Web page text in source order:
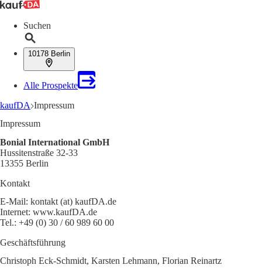
Suchen
10178 Berlin
Alle Prospekte
kaufDA Impressum
Impressum
Bonial International GmbH
Hussitenstraße 32-33
13355 Berlin
Kontakt
E-Mail: kontakt (at) kaufDA.de
Internet: www.kaufDA.de
Tel.: +49 (0) 30 / 60 989 60 00
Geschäftsführung
Christoph Eck-Schmidt, Karsten Lehmann, Florian Reinartz